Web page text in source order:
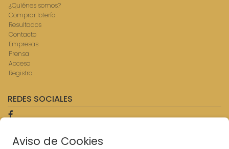
¿Quiénes somos?
Comprar lotería
Resultados
Contacto
Empresas
Prensa
Acceso
Registro
REDES SOCIALES
CONTACTO
Aviso de Cookies